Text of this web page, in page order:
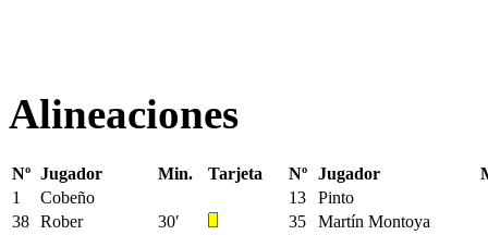
Alineaciones
Nº Jugador Min. Tarjeta Nº Jugador
1
Cobeño 13
Pinto
38 Rober 30′ 35
Martín Montoya